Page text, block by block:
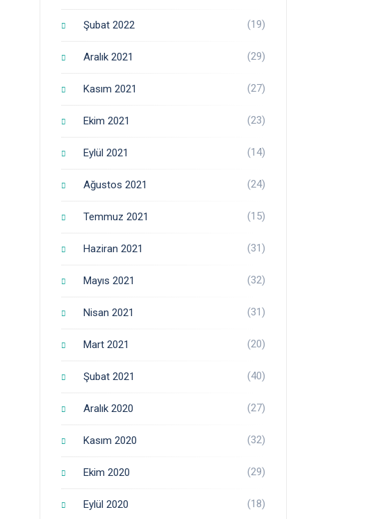
Şubat 2022 (19)
Aralık 2021 (29)
Kasım 2021 (27)
Ekim 2021 (23)
Eylül 2021 (14)
Ağustos 2021 (24)
Temmuz 2021 (15)
Haziran 2021 (31)
Mayıs 2021 (32)
Nisan 2021 (31)
Mart 2021 (20)
Şubat 2021 (40)
Aralık 2020 (27)
Kasım 2020 (32)
Ekim 2020 (29)
Eylül 2020 (18)